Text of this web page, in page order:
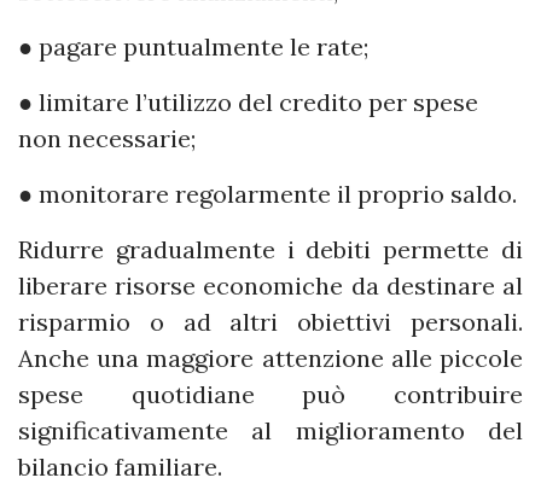
● pagare puntualmente le rate;
● limitare l’utilizzo del credito per spese
non necessarie;
● monitorare regolarmente il proprio saldo.
Ridurre gradualmente i debiti permette di
liberare risorse economiche da destinare al
risparmio o ad altri obiettivi personali.
Anche una maggiore attenzione alle piccole
spese quotidiane può contribuire
significativamente al miglioramento del
bilancio familiare.